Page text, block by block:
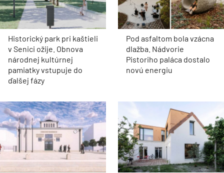
Historický park pri kaštieli
v Senici ožije. Obnova
národnej kultúrnej
pamiatky vstupuje do
ďalšej fázy
Pod asfaltom bola vzácna
dlažba. Nádvorie
Pistoriho paláca dostalo
novú energiu